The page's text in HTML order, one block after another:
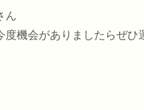
ん
度機会がありましたらぜひ